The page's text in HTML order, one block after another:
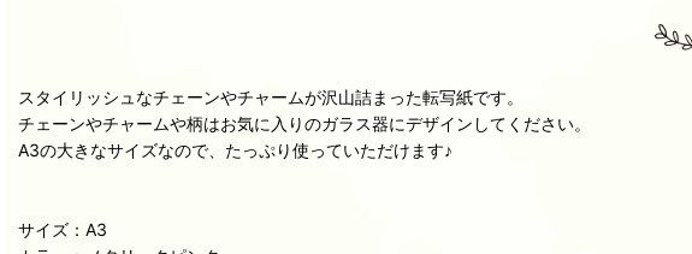
スタイリッシュなチェーンやチャームが沢山詰まった転写紙です。
チェーンやチャームや柄はお気に入りのガラス器にデザインしてください。
A3の大きなサイズなので、たっぷり使っていただけます♪
サイズ：A3